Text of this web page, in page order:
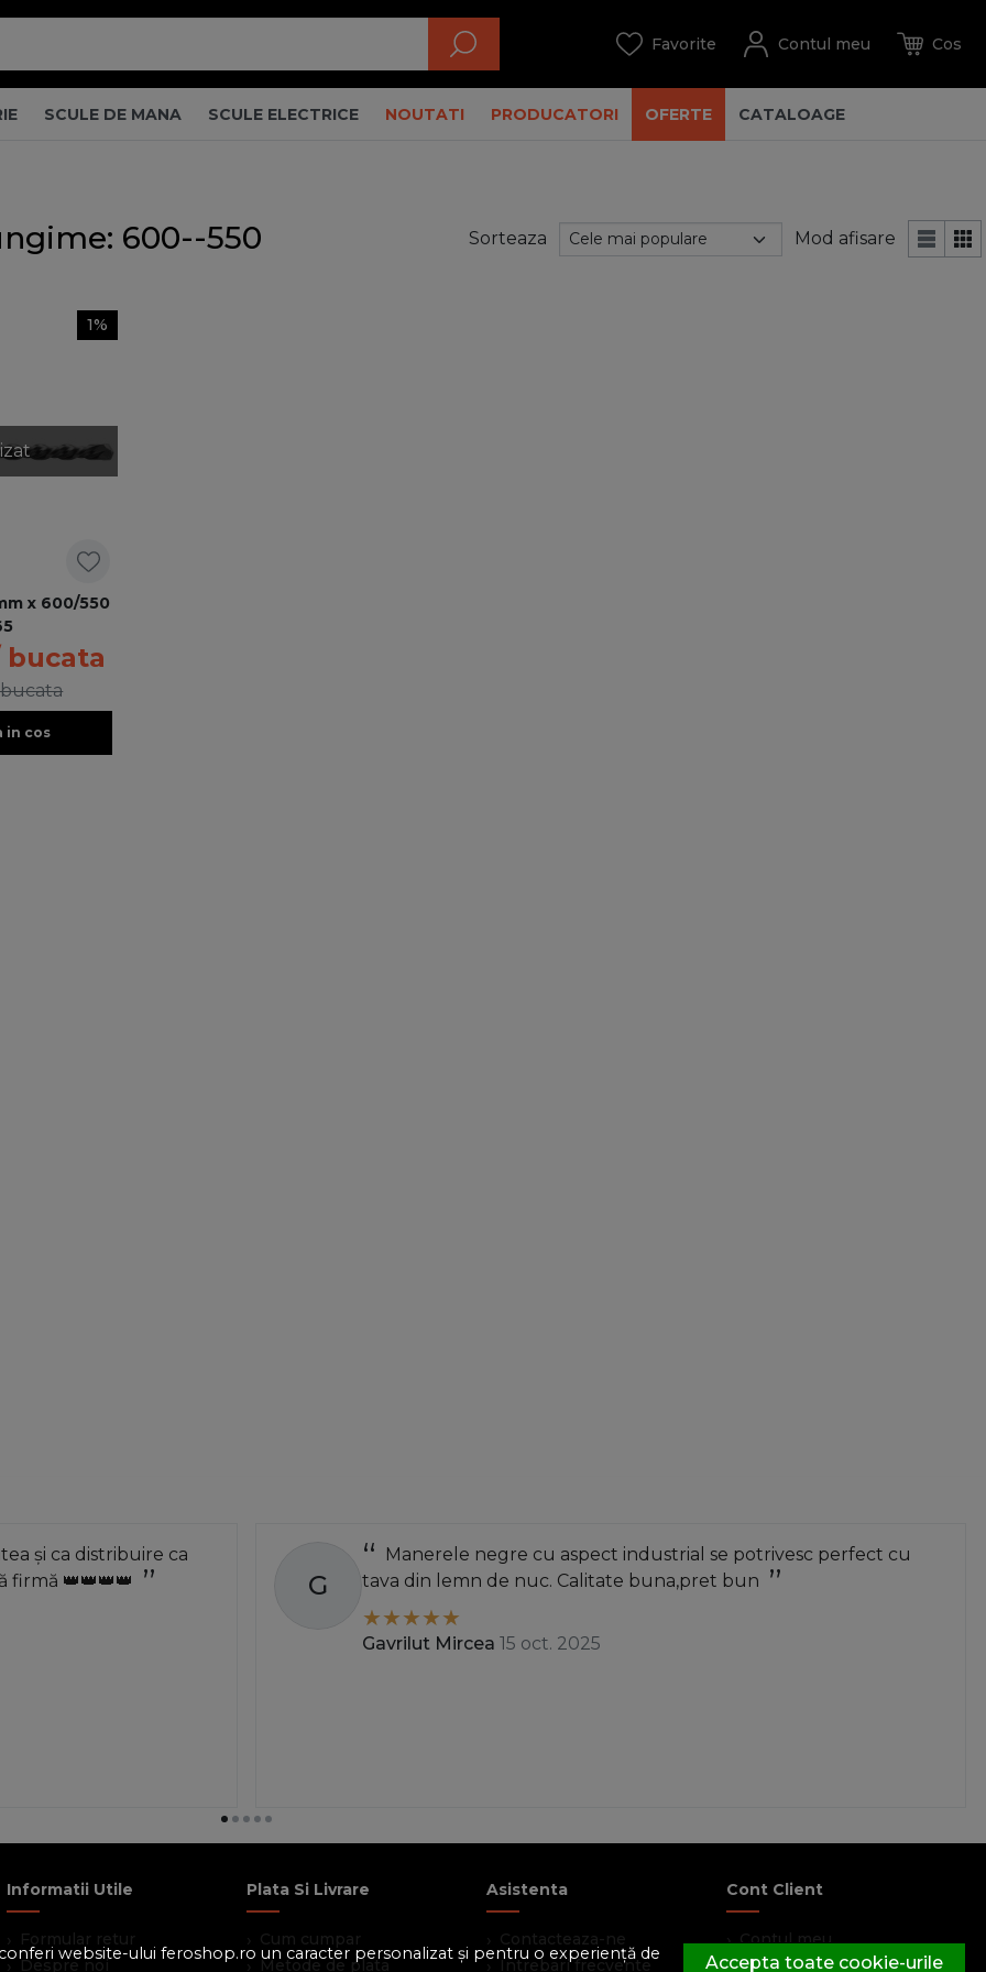
SCULE DE MANA SCULE ELECTRICE NOUTATI PRODUCATORI OFERTE CATALOAGE
600--550 Sorteaza Mod afisare
1%
x 600/550
bucata
in cos
website-ului feroshop.ro un caracter personalizat și pentru o experiență de
Accepta toate cookie-urile
și ca distribuire ca
👑👑👑👑
G
Manerele negre cu aspect industrial se potrivesc perfect cu
tava din lemn de nuc. Calitate buna,pret bun
Gavrilut Mircea 15 oct. 2025
Informatii Utile
Formular retur
Despre noi
Plata Si Livrare
Cum cumpar
Metode de plata
Asistenta
Contacteaza-ne
Intrebari frecvente
Cont Client
Contul meu
Inregistrare